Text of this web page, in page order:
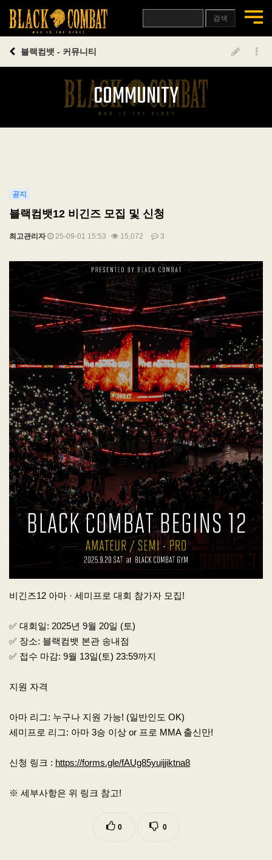
검색
블랙컴뱃 - 커뮤니티
COMMUNITY
공지
블랙컴뱃12 비긴즈 모집 및 신청
최고관리자 25-09-01 15:53 15,072 3
비긴즈12 아마 · 세미프로 대회 참가자 모집!
✅ 대회일: 2025년 9월 20일 (토)
✅ 장소: 블랙컴뱃 본관 송내점
✅ 접수 마감: 9월 13일(토) 23:59까지
지원 자격
아마 리그: 누구나 지원 가능! (일반인도 OK)
세미프로 리그: 아마 3승 이상 or 프로 MMA 출신만!
신청 링크 : https://forms.gle/fAUg85yuijjiktna8
※ 세부사항은 위 링크 참고!
0 0